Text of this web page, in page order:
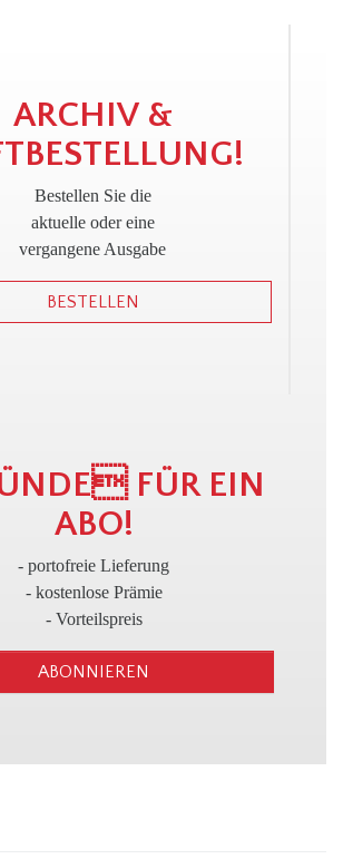
!
ARCHIV &
Bestellen Sie die
aktuelle oder eine
vergangene Ausgabe
BESTELLEN
FÜR EIN
ABO!
- portofreie Lieferung
- kostenlose Prämie
- Vorteilspreis
ABONNIEREN